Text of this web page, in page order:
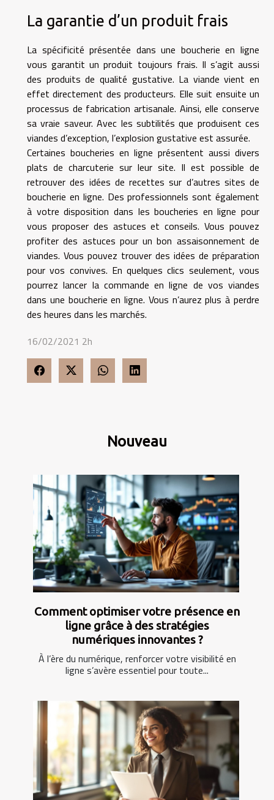
Nouveau
Comment optimiser votre présence en
ligne grâce à des stratégies
numériques innovantes ?
À l’ère du numérique, renforcer votre visibilité en
ligne s’avère essentiel pour toute...
La garantie d’un produit frais
La spécificité présentée dans une boucherie en ligne
vous garantit un produit toujours frais. Il s’agit aussi
des produits de qualité gustative. La viande vient en
effet directement des producteurs. Elle suit ensuite un
processus de fabrication artisanale. Ainsi, elle conserve
sa vraie saveur. Avec les subtilités que produisent ces
viandes d’exception, l’explosion gustative est assurée.
Certaines boucheries en ligne présentent aussi divers
plats de charcuterie sur leur site. Il est possible de
retrouver des idées de recettes sur d’autres sites de
boucherie en ligne. Des professionnels sont également
à votre disposition dans les boucheries en ligne pour
vous proposer des astuces et conseils. Vous pouvez
profiter des astuces pour un bon assaisonnement de
viandes. Vous pouvez trouver des idées de préparation
pour vos convives. En quelques clics seulement, vous
pourrez lancer la commande en ligne de vos viandes
dans une boucherie en ligne. Vous n’aurez plus à perdre
des heures dans les marchés.
16/02/2021 2h